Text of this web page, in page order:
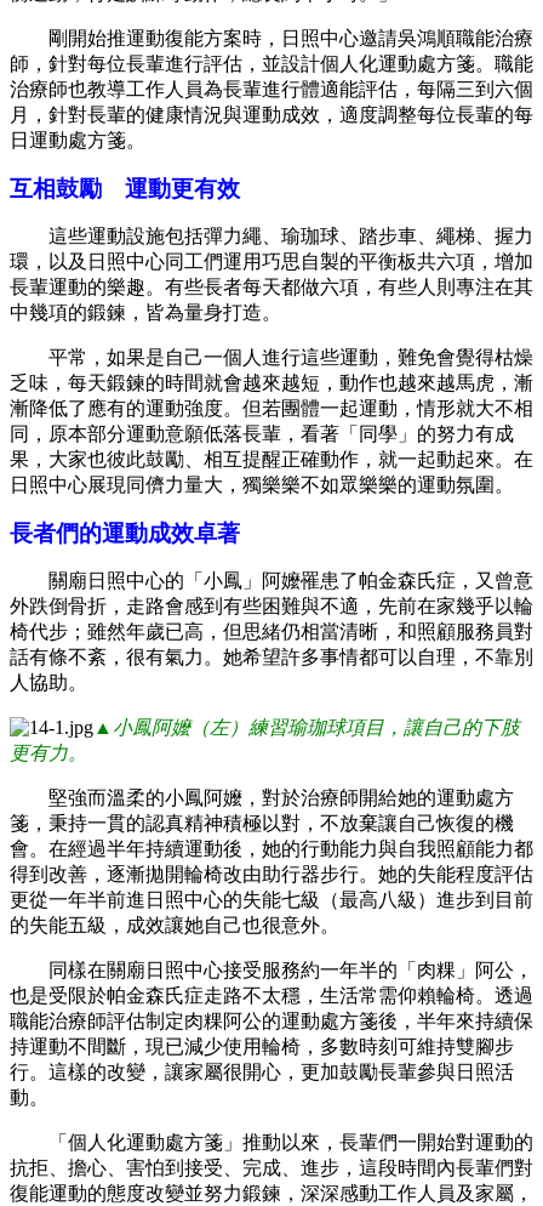
剛開始推運動復能方案時，日照中心邀請吳鴻順職能治療
師，針對每位長輩進行評估，並設計個人化運動處方箋。職能
治療師也教導工作人員為長輩進行體適能評估，每隔三到六個
月，針對長輩的健康情況與運動成效，適度調整每位長輩的每
日運動處方箋。
互相鼓勵 運動更有效
這些運動設施包括彈力繩、瑜珈球、踏步車、繩梯、握力
環，以及日照中心同工們運用巧思自製的平衡板共六項，增加
長輩運動的樂趣。有些長者每天都做六項，有些人則專注在其
中幾項的鍛鍊，皆為量身打造。
平常，如果是自己一個人進行這些運動，難免會覺得枯燥
乏味，每天鍛鍊的時間就會越來越短，動作也越來越馬虎，漸
漸降低了應有的運動強度。但若團體一起運動，情形就大不相
同，原本部分運動意願低落長輩，看著「同學」的努力有成
果，大家也彼此鼓勵、相互提醒正確動作，就一起動起來。在
日照中心展現同儕力量大，獨樂樂不如眾樂樂的運動氛圍。
長者們的運動成效卓著
關廟日照中心的「小鳳」阿嬤罹患了帕金森氏症，又曾意
外跌倒骨折，走路會感到有些困難與不適，先前在家幾乎以輪
椅代步；雖然年歲已高，但思緒仍相當清晰，和照顧服務員對
話有條不紊，很有氣力。她希望許多事情都可以自理，不靠別
人協助。
▲ 小鳳阿嬤（左）練習瑜珈球項目，讓自己的下肢
更有力。
堅強而溫柔的小鳳阿嬤，對於治療師開給她的運動處方
箋，秉持一貫的認真精神積極以對，不放棄讓自己恢復的機
會。在經過半年持續運動後，她的行動能力與自我照顧能力都
得到改善，逐漸拋開輪椅改由助行器步行。她的失能程度評估
更從一年半前進日照中心的失能七級（最高八級）進步到目前
的失能五級，成效讓她自己也很意外。
同樣在關廟日照中心接受服務約一年半的「肉粿」阿公，
也是受限於帕金森氏症走路不太穩，生活常需仰賴輪椅。透過
職能治療師評估制定肉粿阿公的運動處方箋後，半年來持續保
持運動不間斷，現已減少使用輪椅，多數時刻可維持雙腳步
行。這樣的改變，讓家屬很開心，更加鼓勵長輩參與日照活
動。
「個人化運動處方箋」推動以來，長輩們一開始對運動的
抗拒、擔心、害怕到接受、完成、進步，這段時間內長輩們對
復能運動的態度改變並努力鍛鍊，深深感動工作人員及家屬，